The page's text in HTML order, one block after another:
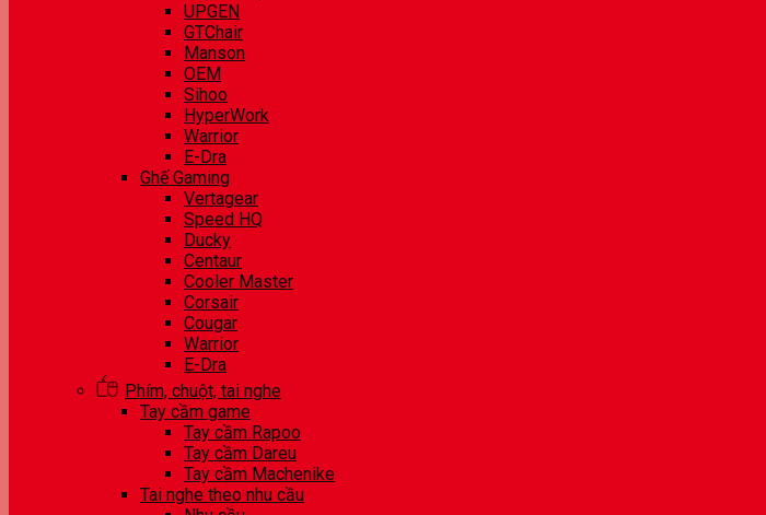
UPGEN
GTChair
Manson
OEM
Sihoo
HyperWork
Warrior
E-Dra
Ghế Gaming
Vertagear
Speed HQ
Ducky
Centaur
Cooler Master
Corsair
Cougar
Warrior
E-Dra
Phím, chuột, tai nghe
Tay cầm game
Tay cầm Rapoo
Tay cầm Dareu
Tay cầm Machenike
Tai nghe theo nhu cầu